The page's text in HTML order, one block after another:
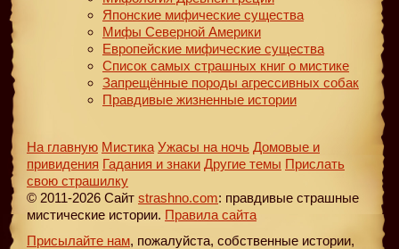
Японские мифические существа
Мифы Северной Америки
Европейские мифические существа
Список самых страшных книг о мистике
Запрещённые породы агрессивных собак
Правдивые жизненные истории
На главную Мистика Ужасы на ночь Домовые и
привидения Гадания и знаки Другие темы Прислать
свою страшилку
© 2011-2026 Сайт strashno.com: правдивые страшные
мистические истории. Правила сайта
Присылайте нам, пожалуйста, собственные истории,